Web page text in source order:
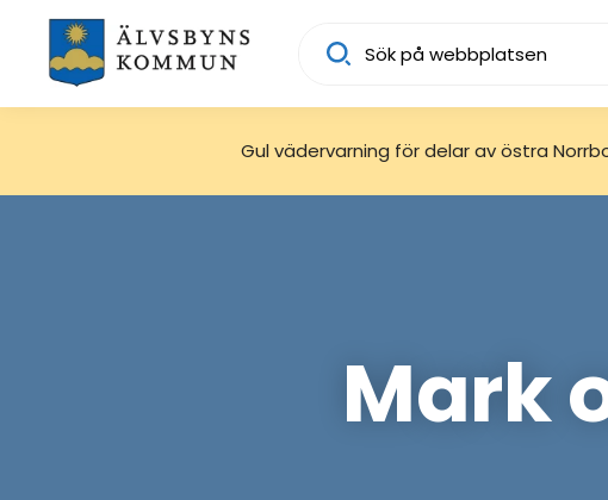
Gul vädervarning för delar av östra
Mark